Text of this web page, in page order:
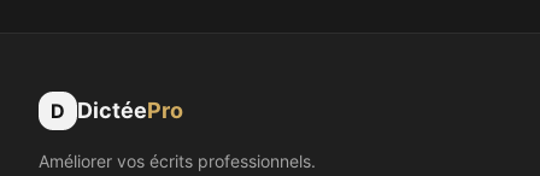
LA
Psychologue
D DictéePro
Améliorer vos écrits professionnels.